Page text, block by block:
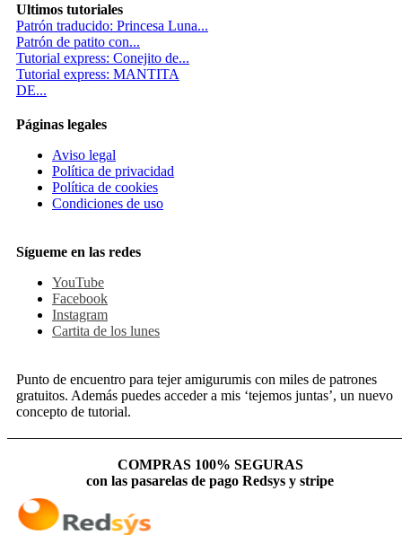
Ultimos tutoriales
Patrón traducido: Princesa Luna...
Patrón de patito con...
Tutorial express: Conejito de...
Tutorial express: MANTITA
DE...
Páginas legales
Aviso legal
Política de privacidad
Política de cookies
Condiciones de uso
Sígueme en las redes
YouTube
Facebook
Instagram
Cartita de los lunes
Punto de encuentro para tejer amigurumis con miles de patrones
gratuitos. Además puedes acceder a mis ‘tejemos juntas’, un nuevo
concepto de tutorial.
COMPRAS 100% SEGURAS
con las pasarelas de pago Redsys y stripe